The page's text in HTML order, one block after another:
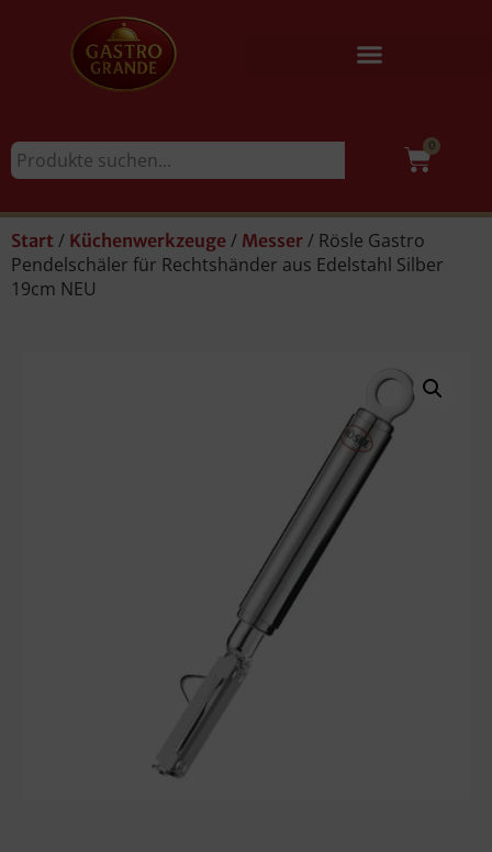
0
Start / Küchenwerkzeuge / Messer / Rösle Gastro
Pendelschäler für Rechtshänder aus Edelstahl Silber
19cm NEU